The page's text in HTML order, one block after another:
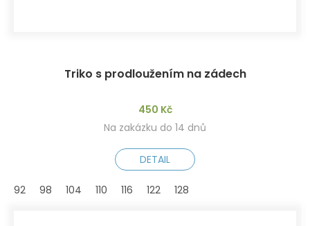
Triko s prodloužením na zádech
450 Kč
Na zakázku do 14 dnů
DETAIL
92 98 104 110 116 122 128